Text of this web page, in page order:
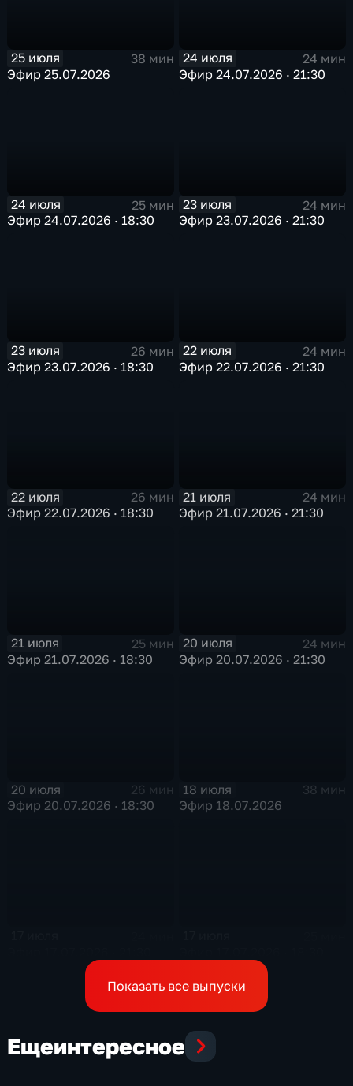
25 июля
38 мин
Эфир 25.07.2026
24 июля
24 мин
Эфир 24.07.2026 · 21:30
24 июля
25 мин
Эфир 24.07.2026 · 18:30
23 июля
24 мин
Эфир 23.07.2026 · 21:30
23 июля
26 мин
Эфир 23.07.2026 · 18:30
22 июля
24 мин
Эфир 22.07.2026 · 21:30
22 июля
26 мин
Эфир 22.07.2026 · 18:30
21 июля
24 мин
Эфир 21.07.2026 · 21:30
21 июля
25 мин
Эфир 21.07.2026 · 18:30
20 июля
24 мин
Эфир 20.07.2026 · 21:30
20 июля
26 мин
Эфир 20.07.2026 · 18:30
18 июля
38 мин
Эфир 18.07.2026
Показать все выпуски
Ещеинтересное